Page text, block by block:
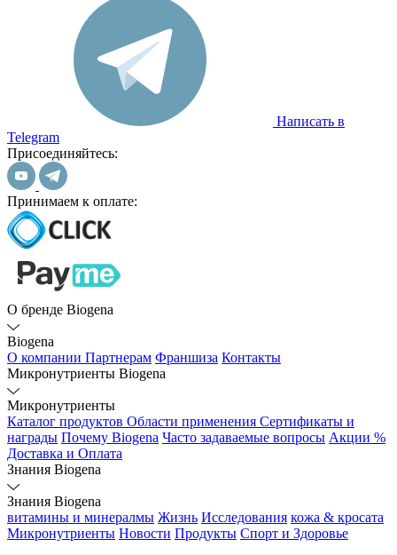
Написать в
Telegram
Присоединяйтесь:
Принимаем к оплате:
О бренде Biogena
Biogena
О компании Партнерам Франшиза Контакты
Микронутриенты Biogena
Микронутриенты
Каталог продуктов Области применения Сертификаты и
награды Почему Biogena Часто задаваемые вопросы Акции %
Доставка и Оплата
Знания Biogena
Знания Biogena
витамины и минералмы Жизнь Исследования кожа & кросата
Микронутриенты Новости Продукты Спорт и Здоровье